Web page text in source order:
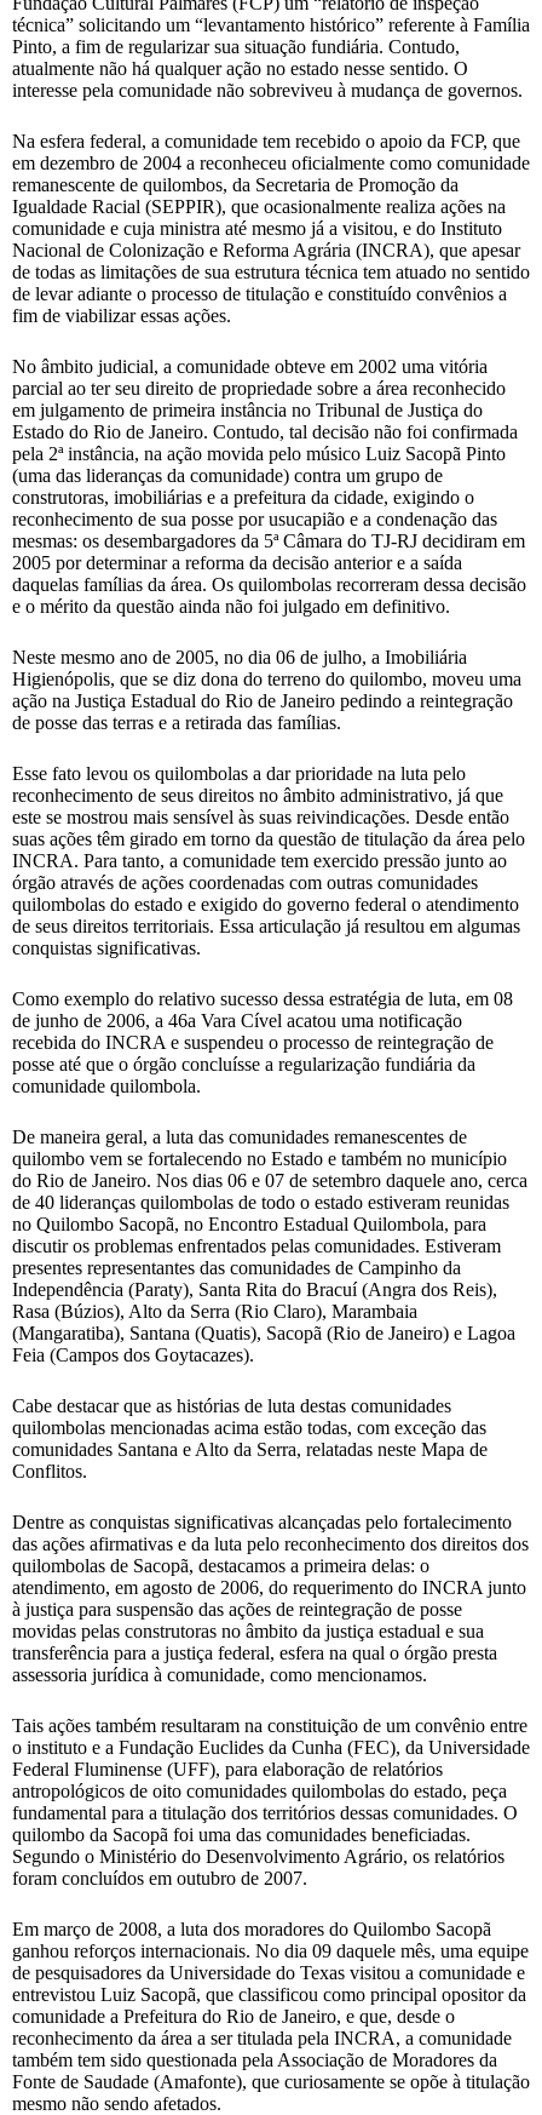
técnica” solicitando um “levantamento histórico” referente à Família
Pinto, a fim de regularizar sua situação fundiária. Contudo,
atualmente não há qualquer ação no estado nesse sentido. O
interesse pela comunidade não sobreviveu à mudança de governos.
Na esfera federal, a comunidade tem recebido o apoio da FCP, que
em dezembro de 2004 a reconheceu oficialmente como comunidade
remanescente de quilombos, da Secretaria de Promoção da
Igualdade Racial (SEPPIR), que ocasionalmente realiza ações na
comunidade e cuja ministra até mesmo já a visitou, e do Instituto
Nacional de Colonização e Reforma Agrária (INCRA), que apesar
de todas as limitações de sua estrutura técnica tem atuado no sentido
de levar adiante o processo de titulação e constituído convênios a
fim de viabilizar essas ações.
No âmbito judicial, a comunidade obteve em 2002 uma vitória
parcial ao ter seu direito de propriedade sobre a área reconhecido
em julgamento de primeira instância no Tribunal de Justiça do
Estado do Rio de Janeiro. Contudo, tal decisão não foi confirmada
pela 2ª instância, na ação movida pelo músico Luiz Sacopã Pinto
(uma das lideranças da comunidade) contra um grupo de
construtoras, imobiliárias e a prefeitura da cidade, exigindo o
reconhecimento de sua posse por usucapião e a condenação das
mesmas: os desembargadores da 5ª Câmara do TJ-RJ decidiram em
2005 por determinar a reforma da decisão anterior e a saída
daquelas famílias da área. Os quilombolas recorreram dessa decisão
e o mérito da questão ainda não foi julgado em definitivo.
Neste mesmo ano de 2005, no dia 06 de julho, a Imobiliária
Higienópolis, que se diz dona do terreno do quilombo, moveu uma
ação na Justiça Estadual do Rio de Janeiro pedindo a reintegração
de posse das terras e a retirada das famílias.
Esse fato levou os quilombolas a dar prioridade na luta pelo
reconhecimento de seus direitos no âmbito administrativo, já que
este se mostrou mais sensível às suas reivindicações. Desde então
suas ações têm girado em torno da questão de titulação da área pelo
INCRA. Para tanto, a comunidade tem exercido pressão junto ao
órgão através de ações coordenadas com outras comunidades
quilombolas do estado e exigido do governo federal o atendimento
de seus direitos territoriais. Essa articulação já resultou em algumas
conquistas significativas.
Como exemplo do relativo sucesso dessa estratégia de luta, em 08
de junho de 2006, a 46a Vara Cível acatou uma notificação
recebida do INCRA e suspendeu o processo de reintegração de
posse até que o órgão concluísse a regularização fundiária da
comunidade quilombola.
De maneira geral, a luta das comunidades remanescentes de
quilombo vem se fortalecendo no Estado e também no município
do Rio de Janeiro. Nos dias 06 e 07 de setembro daquele ano, cerca
de 40 lideranças quilombolas de todo o estado estiveram reunidas
no Quilombo Sacopã, no Encontro Estadual Quilombola, para
discutir os problemas enfrentados pelas comunidades. Estiveram
presentes representantes das comunidades de Campinho da
Independência (Paraty), Santa Rita do Bracuí (Angra dos Reis),
Rasa (Búzios), Alto da Serra (Rio Claro), Marambaia
(Mangaratiba), Santana (Quatis), Sacopã (Rio de Janeiro) e Lagoa
Feia (Campos dos Goytacazes).
Cabe destacar que as histórias de luta destas comunidades
quilombolas mencionadas acima estão todas, com exceção das
comunidades Santana e Alto da Serra, relatadas neste Mapa de
Conflitos.
Dentre as conquistas significativas alcançadas pelo fortalecimento
das ações afirmativas e da luta pelo reconhecimento dos direitos dos
quilombolas de Sacopã, destacamos a primeira delas: o
atendimento, em agosto de 2006, do requerimento do INCRA junto
à justiça para suspensão das ações de reintegração de posse
movidas pelas construtoras no âmbito da justiça estadual e sua
transferência para a justiça federal, esfera na qual o órgão presta
assessoria jurídica à comunidade, como mencionamos.
Tais ações também resultaram na constituição de um convênio entre
o instituto e a Fundação Euclides da Cunha (FEC), da Universidade
Federal Fluminense (UFF), para elaboração de relatórios
antropológicos de oito comunidades quilombolas do estado, peça
fundamental para a titulação dos territórios dessas comunidades. O
quilombo da Sacopã foi uma das comunidades beneficiadas.
Segundo o Ministério do Desenvolvimento Agrário, os relatórios
foram concluídos em outubro de 2007.
Em março de 2008, a luta dos moradores do Quilombo Sacopã
ganhou reforços internacionais. No dia 09 daquele mês, uma equipe
de pesquisadores da Universidade do Texas visitou a comunidade e
entrevistou Luiz Sacopã, que classificou como principal opositor da
comunidade a Prefeitura do Rio de Janeiro, e que, desde o
reconhecimento da área a ser titulada pela INCRA, a comunidade
também tem sido questionada pela Associação de Moradores da
Fonte de Saudade (Amafonte), que curiosamente se opõe à titulação
mesmo não sendo afetados.